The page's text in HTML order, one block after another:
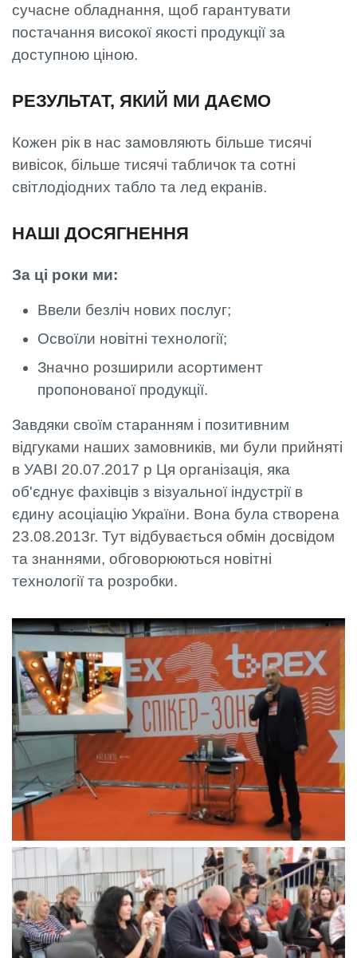
сучасне обладнання, щоб гарантувати
постачання високої якості продукції за
доступною ціною.
РЕЗУЛЬТАТ, ЯКИЙ МИ ДАЄМО
Кожен рік в нас замовляють більше тисячі
вивісок, більше тисячі табличок та сотні
світлодіодних табло та лед екранів.
НАШІ ДОСЯГНЕННЯ
За ці роки ми:
Ввели безліч нових послуг;
Освоїли новітні технології;
Значно розширили асортимент
пропонованої продукції.
Завдяки своїм старанням і позитивним
відгуками наших замовників, ми були прийняті
в УАВІ 20.07.2017 р Ця організація, яка
об'єднує фахівців з візуальної індустрії в
єдину асоціацію України. Вона була створена
23.08.2013г. Тут відбувається обмін досвідом
та знаннями, обговорюються новітні
технології та розробки.